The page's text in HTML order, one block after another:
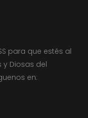
para que estés al
Diosas del
en: